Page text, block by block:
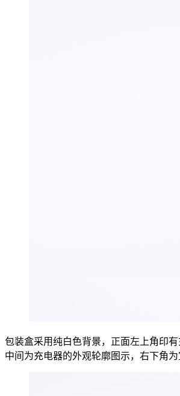
包装盒采用纯白色背景，正面左上角印有
中间为充电器的外观轮廓图示，右下角为